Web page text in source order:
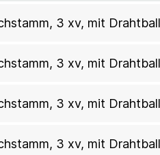
3 xv, mit
3 xv, mit
3 xv, mit
3 xv, mit